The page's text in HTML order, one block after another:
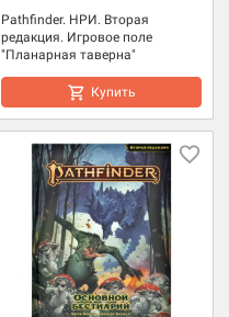
Pathfinder. НРИ. Вторая
редакция. Игровое поле
"Планарная таверна"
Купить